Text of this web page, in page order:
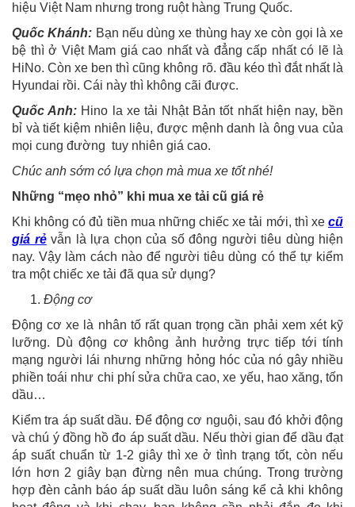
hiệu Việt Nam nhưng trong ruột hàng Trung Quốc.
Quốc Khánh: Bạn nếu dùng xe thùng hay xe còn gọi là xe
bệ thì ở Việt Mam giá cao nhất và đẳng cấp nhất có lẽ là
HiNo. Còn xe ben thì cũng không rõ. đầu kéo thì đắt nhất là
Hyundai rồi. Cái này thì không cãi được.
Quốc Anh: Hino la xe tải Nhật Bản tốt nhất hiện nay, bền
bỉ và tiết kiệm nhiên liệu, được mệnh danh là ông vua của
mọi cung đường tuy nhiên giá cao.
Chúc anh sớm có lựa chọn mà mua xe tốt nhé!
Những “mẹo nhỏ” khi mua xe tải cũ giá rẻ
Khi không có đủ tiền mua những chiếc xe tải mới, thì xe cũ
giá rẻvẫn là lựa chọn của số đông người tiêu dùng hiện
nay. Vậy làm cách nào để người tiêu dùng có thể tự kiểm
tra một chiếc xe tải đã qua sử dụng?
Động cơ
Động cơ xe là nhân tố rất quan trọng cần phải xem xét kỹ
lưỡng. Dù động cơ không ảnh hưởng trực tiếp tới tính
mạng người lái nhưng những hỏng hóc của nó gây nhiều
phiền toái như chi phí sửa chữa cao, xe yếu, hao xăng, tốn
dầu…
Kiểm tra áp suất dầu. Để động cơ nguội, sau đó khởi động
và chú ý đồng hồ đo áp suất dầu. Nếu thời gian để dầu đạt
áp suất chuẩn từ 1-2 giây thì xe ở tình trạng tốt, còn nếu
lớn hơn 2 giây bạn đừng nên mua chúng. Trong trường
hợp đèn cảnh báo áp suất dầu luôn sáng kể cả khi không